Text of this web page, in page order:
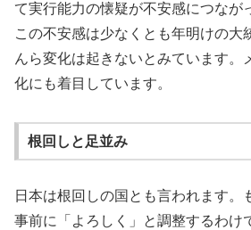
て実行能力の懐疑が不安感につなが
この不安感は少なくとも年明けの大
んら変化は起きないとみています。
化にも着目しています。
根回しと足並み
日本は根回しの国とも言われます。
事前に「よろしく」と調整するわけ